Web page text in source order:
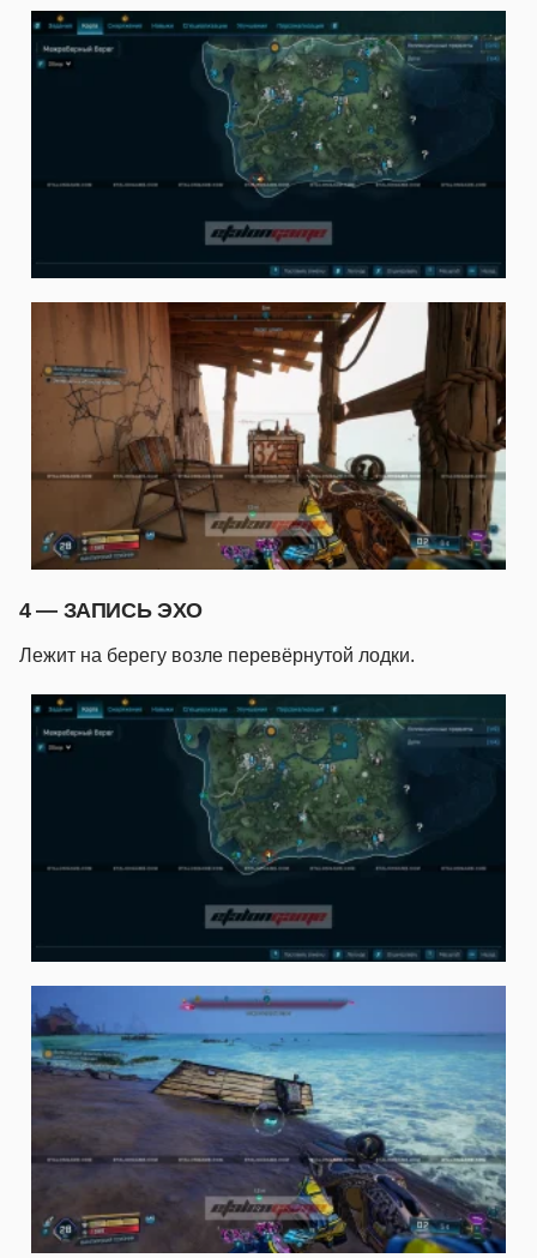
4 — ЗАПИСЬ ЭХО
Лежит на берегу возле перевёрнутой лодки.